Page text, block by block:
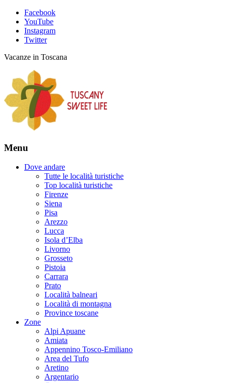
Facebook
YouTube
Instagram
Twitter
Vacanze in Toscana
Menu
Dove andare
Tutte le località turistiche
Top località turistiche
Firenze
Siena
Pisa
Arezzo
Lucca
Isola d’Elba
Livorno
Grosseto
Pistoia
Carrara
Prato
Località balneari
Località di montagna
Province toscane
Zone
Alpi Apuane
Amiata
Appennino Tosco-Emiliano
Area del Tufo
Aretino
Argentario